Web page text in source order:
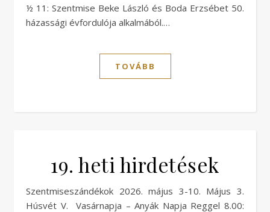
½ 11: Szentmise Beke László és Boda Erzsébet 50.
házassági évfordulója alkalmából.…
TOVÁBB
19. heti hirdetések
Szentmiseszándékok 2026. május 3-10. Május 3.
Húsvét V. Vasárnapja – Anyák Napja Reggel 8.00: